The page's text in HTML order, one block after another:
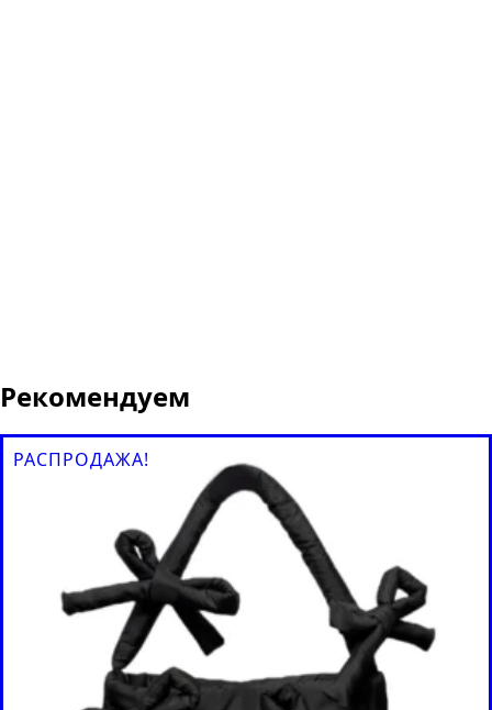
Рекомендуем
РАСПРОДАЖА!